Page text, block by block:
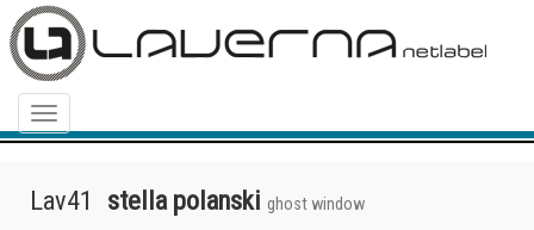
Menu
Lav41 stella polanski ghost window